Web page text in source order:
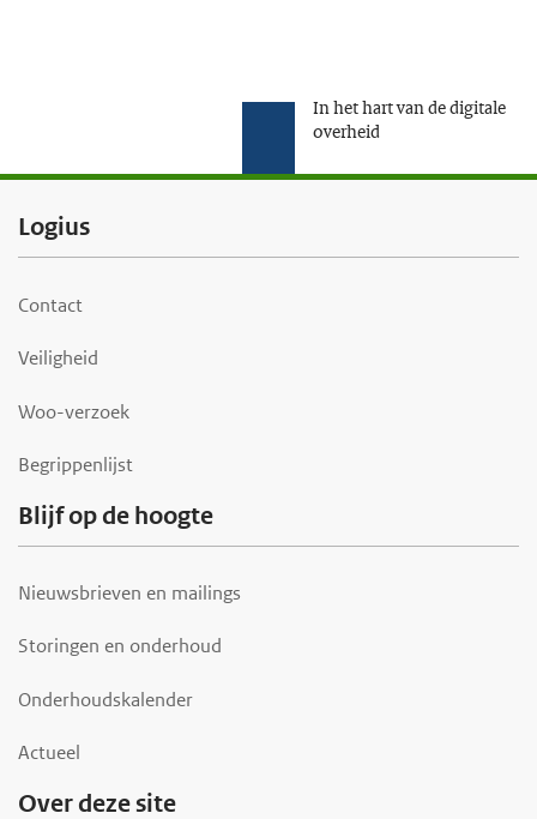
In het hart van de digitale
overheid
F
o
o
e
r
Logius
Contact
Veiligheid
Woo-verzoek
Begrippenlijst
Blijf op de hoogte
Nieuwsbrieven en mailings
Storingen en onderhoud
Onderhoudskalender
Actueel
Over deze site